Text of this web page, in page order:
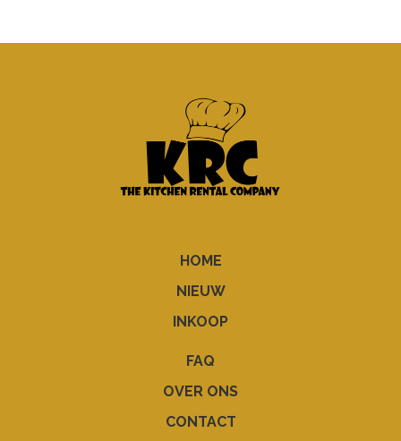
HOME
NIEUW
INKOOP
FAQ
OVER ONS
CONTACT